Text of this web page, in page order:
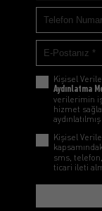
Kişisel
Aydınlatma
verilerimin
hizmet
Kişisel
sms,
ticari ileti